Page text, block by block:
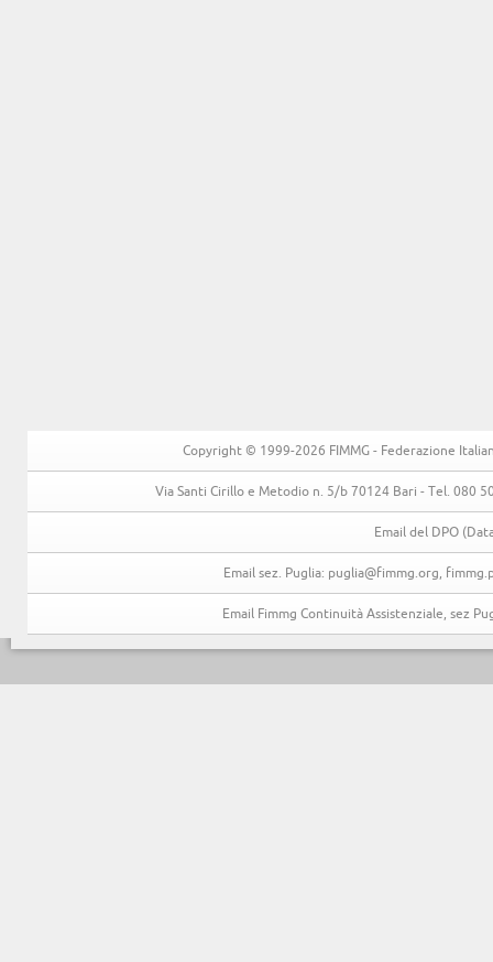
Copyright © 1999-2026 FIMMG - Federazione
Via Santi Cirillo e Metodio n. 5/b 70124 Bari - Tel. 080
Email del DPO
Email sez. Puglia: puglia@fimmg.org,
Email Fimmg Continuità Assistenziale, sez